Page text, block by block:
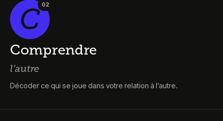
C 0 2
Comprendre
l’autre
Décoder ce qui se joue dans votre relation à l’autre.